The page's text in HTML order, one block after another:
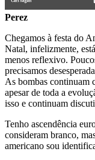
Perez
Chegamos à festa do
Natal, infelizmente,
menos reflexivo.
precisamos
As bombas continuam
apesar de toda a
isso e continuam
Tenho ascendência
consideram branco,
americano sou